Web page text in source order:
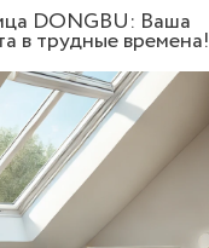
DONGBU: Ваша
в трудные времена!